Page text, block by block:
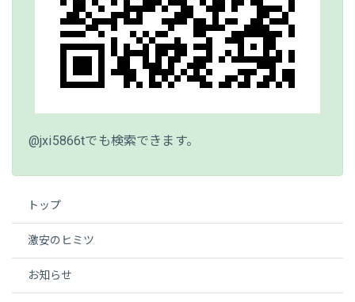
@jxi5866tでも検索できます。
トップ
激安のヒミツ
お知らせ